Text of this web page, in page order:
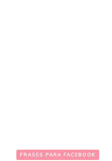
FRASES PARA FACEBOOK